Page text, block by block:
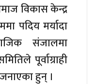
विकास केन्द्र
पदिय मर्यादा
संजालमा
पूर्वाग्राही
हुन् ।